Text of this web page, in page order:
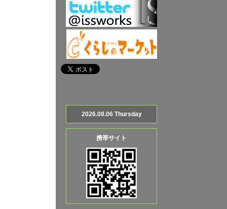
2026.08.06 Thursday
携帯サイト